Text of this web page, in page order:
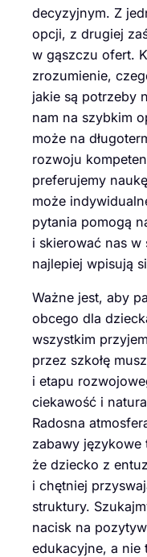
decyzyjnym. Z
opcji, z drugiej
w gąszczu ofert.
zrozumienie,
jakie są potrzeby
nam na szybkim
może na
rozwoju
preferujemy
może
pytania pomogą
i skierować nas
najlepiej wpisują
Ważne jest, aby
obcego dla
wszystkim
przez szkołę
i etapu
ciekawość i
Radosna
zabawy językowe
że dziecko z
i chętniej
struktury.
nacisk na
edukacyjne, a nie